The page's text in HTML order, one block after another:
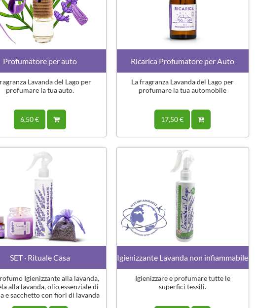
Profumatore per auto
Lavanda del Lago per
profumare la tua auto.
6,50 €
Ricarica Profumatore per Auto
La fragranza Lavanda del Lago per
profumare la tua automobile
17,50 €
SET · Rituale Casa
Igienizzante alla lavanda,
alla lavanda, olio essenziale di
e sacchetto con fiori di lavanda
Igienizzante Lavanda non infiammabile
Igienizzare e profumare tutte le
superfici tessili.